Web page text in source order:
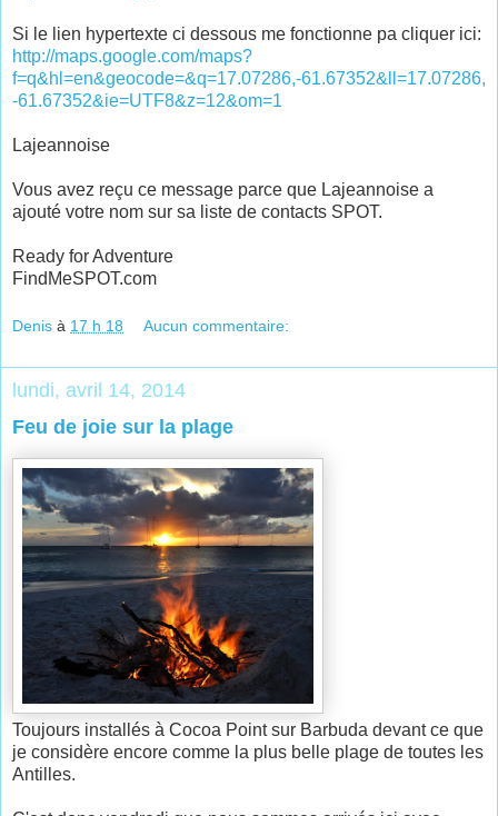
Si le lien hypertexte ci dessous me fonctionne pa cliquer ici:
http://maps.google.com/maps?
f=q&hl=en&geocode=&q=17.07286,-61.67352&ll=17.07286,
-61.67352&ie=UTF8&z=12&om=1
Lajeannoise
Vous avez reçu ce message parce que Lajeannoise a
ajouté votre nom sur sa liste de contacts SPOT.
Ready for Adventure
FindMeSPOT.com
Denis à 17 h 18 Aucun commentaire:
lundi, avril 14, 2014
Feu de joie sur la plage
Toujours installés à Cocoa Point sur Barbuda devant ce que
je considère encore comme la plus belle plage de toutes les
Antilles.